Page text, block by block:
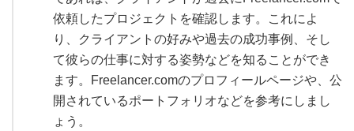
依頼したプロジェクトを確認します。これによ
り、クライアントの好みや過去の成功事例、そし
て彼らの仕事に対する姿勢などを知ることができ
ます。Freelancer.comのプロフィールページや、公
開されているポートフォリオなどを参考にしまし
ょう。